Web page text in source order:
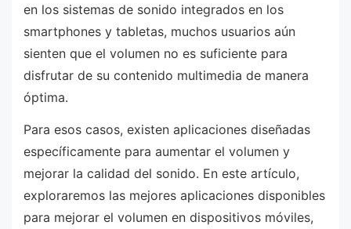
en los sistemas de sonido integrados en los
smartphones y tabletas, muchos usuarios aún
sienten que el volumen no es suficiente para
disfrutar de su contenido multimedia de manera
óptima.
Para esos casos, existen aplicaciones diseñadas
específicamente para aumentar el volumen y
mejorar la calidad del sonido. En este artículo,
exploraremos las mejores aplicaciones disponibles
para mejorar el volumen en dispositivos móviles,